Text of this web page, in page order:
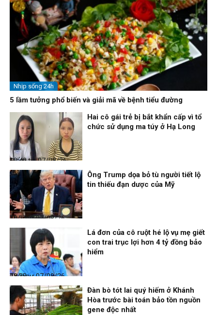
Nhịp sống 24h
5 lầm tưởng phổ biến và giải mã về bệnh tiểu đường
Điểm tin
07/08/26, 10:40
Hai cô gái trẻ bị bắt khẩn cấp vì tổ
chức sử dụng ma túy ở Hạ Long
Thời sự
07/08/26, 10:27
Ông Trump dọa bỏ tù người tiết lộ
tin thiếu đạn dược của Mỹ
Thời sự
07/08/26, 08:38
Lá đơn của cô ruột hé lộ vụ mẹ giết
con trai trục lợi hơn 4 tỷ đồng bảo
hiểm
Đàn bò tót lai quý hiếm ở Khánh
Hòa trước bài toán bảo tồn nguồn
gene độc nhất